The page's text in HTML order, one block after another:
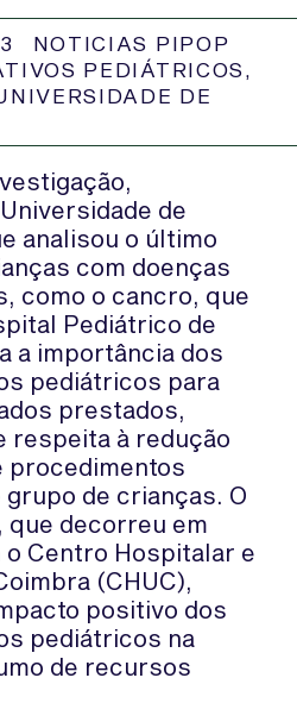
NOTICIAS PIPOP
PEDIÁTRICOS
DE
de
analisou o último
com doenças
como o cancro, que
Pediátrico de
a importância dos
pediátricos para
prestados,
respeita à redução
procedimentos
de crianças. O
decorreu em
Centro Hospitalar e
(CHUC),
positivo dos
pediátricos na
de recursos